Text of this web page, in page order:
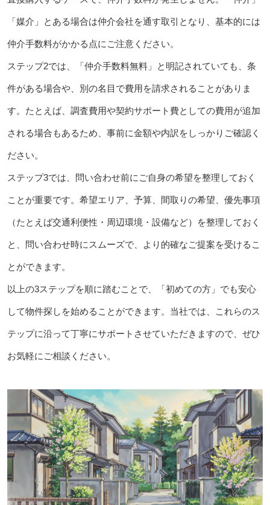
「媒介」とある場合は仲介会社を通す取引となり、基本的には
仲介手数料がかかる点にご注意ください。
ステップ2では、「仲介手数料無料」と明記されていても、条
件がある場合や、別の名目で費用を請求されることがありま
す。たとえば、調査費用や契約サポート費としての費用が追加
される場合もあるため、事前に金額や内訳をしっかりご確認く
ださい。
ステップ3では、問い合わせ前にご自身の希望を整理しておく
ことが重要です。希望エリア、予算、間取りの希望、優先事項
（たとえば交通利便性・周辺環境・設備など）を整理しておく
と、問い合わせ時にスムーズで、より的確なご提案を受けるこ
とができます。
以上の3ステップを順に踏むことで、「初めての方」でも安心
して物件探しを始めることができます。当社では、これらのス
テップに沿って丁寧にサポートさせていただきますので、ぜひ
お気軽にご相談ください。